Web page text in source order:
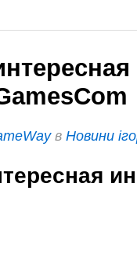
в Новини